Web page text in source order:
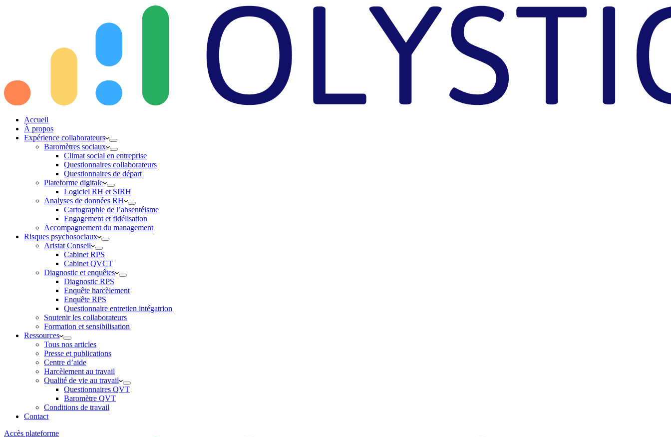
Accueil
À propos
Expérience collaborateurs
Baromètres sociaux
Climat social en entreprise
Questionnaires collaborateurs
Questionnaires de départ
Plateforme digitale
Logiciel RH et SIRH
Analyses de données RH
Cartographie de l’absentéisme
Engagement et fidélisation
Accompagnement du management
Risques psychosociaux
Aristat Conseil
Cabinet RPS
Cabinet QVCT
Diagnostic et enquêtes
Diagnostic RPS
Enquête harcèlement
Enquête RPS
Questionnaire entretien intégatrion
Soutenir les collaborateurs
Formation et sensibilisation
Ressources
Tous nos articles
Presse et publications
Centre d’aide
Harcèlement au travail
Qualité de vie au travail
Questionnaires QVT
Baromètre QVT
Conditions de travail
Contact
Accès plateforme